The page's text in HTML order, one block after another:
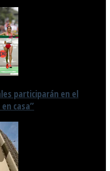
participarán en el
casa”